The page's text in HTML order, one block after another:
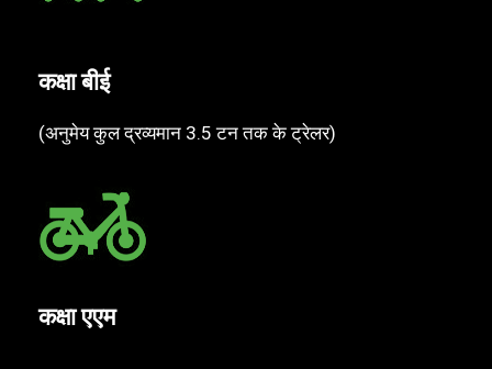
कक्षा बीई
(अनुमेय कुल द्रव्यमान 3.5 टन तक के ट्रेलर)
कक्षा एएम